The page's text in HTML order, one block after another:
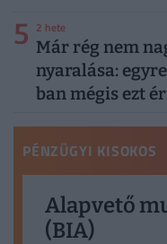
5 2 hete
Már rég nem
nyaralása:
ban mégis ezt
PÉNZÜGYI KISOKOS
Alapvető
(BIA)